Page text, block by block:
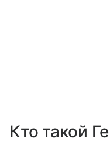
Кто такой